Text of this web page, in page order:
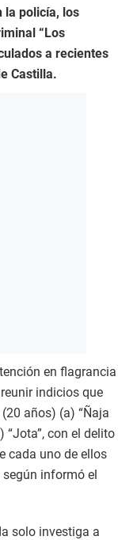
la policía, los
“Los
a recientes
Castilla.
en flagrancia
indicios que
años) (a) “Ñaja
“Jota”, con el delito
cada uno de ellos
informó el
solo investiga a